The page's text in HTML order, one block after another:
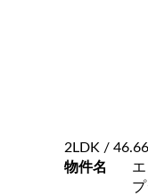
2LDK /
物件名